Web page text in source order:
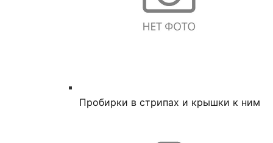
Пробирки в стрипах и крышки к ним